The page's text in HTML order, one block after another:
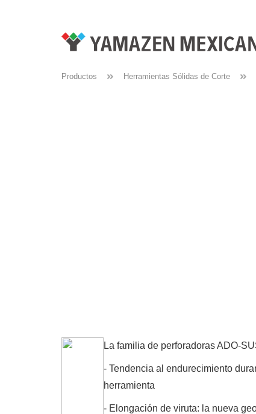
Productos Herramientas Sólidas de Corte
La familia de perforadoras ADO-
- Tendencia al endurecimiento
herramienta
- Elongación de viruta: la nueva